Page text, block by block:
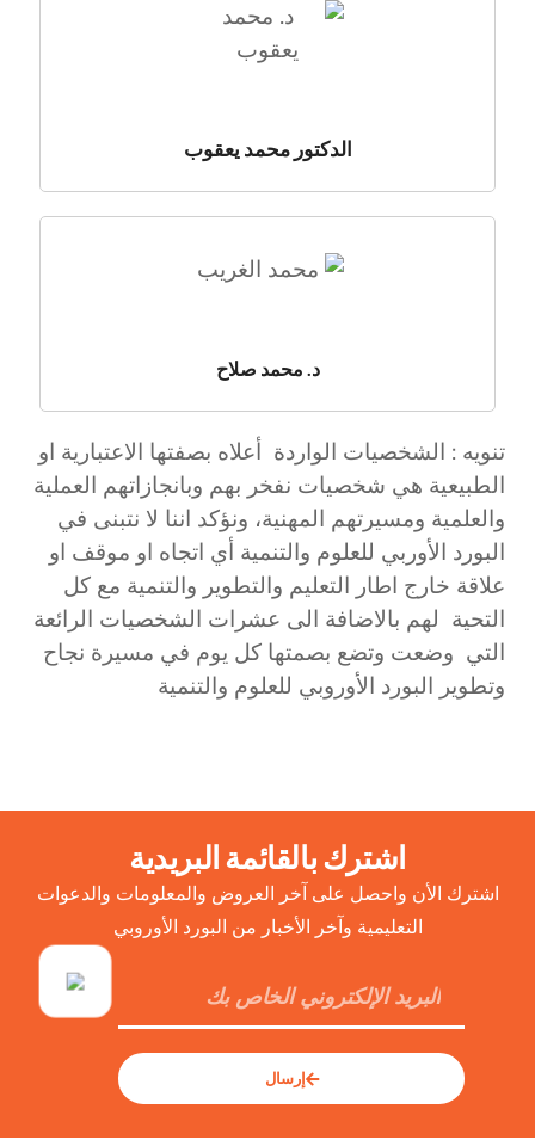
الدكتور محمد يعقوب
د. محمد صلاح
تنويه : الشخصيات الواردة أعلاه بصفتها الاعتبارية او
الطبيعية هي شخصيات نفخر بهم وبانجازاتهم العملية
والعلمية ومسيرتهم المهنية، ونؤكد اننا لا نتبنى في
البورد الأوربي للعلوم والتنمية أي اتجاه او موقف او
علاقة خارج اطار التعليم والتطوير والتنمية مع كل
التحية لهم بالاضافة الى عشرات الشخصيات الرائعة
التي وضعت وتضع بصمتها كل يوم في مسيرة نجاح
وتطوير البورد الأوروبي للعلوم والتنمية
اشترك بالقائمة البريدية
اشترك الأن واحصل على آخر العروض والمعلومات والدعوات
التعليمية وآخر الأخبار من البورد الأوروبي
إرسال